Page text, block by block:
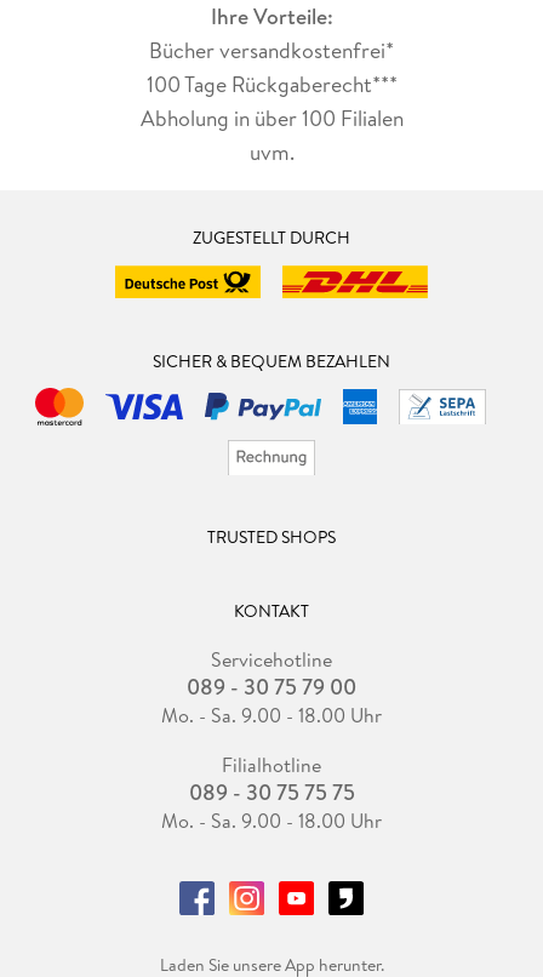
Ihre Vorteile:
Bücher versandkostenfrei*
100 Tage Rückgaberecht***
Abholung in über 100 Filialen
uvm.
ZUGESTELLT DURCH
SICHER & BEQUEM BEZAHLEN
TRUSTED SHOPS
KONTAKT
Servicehotline
089 - 30 75 79 00
Mo. - Sa. 9.00 - 18.00 Uhr
Filialhotline
089 - 30 75 75 75
Mo. - Sa. 9.00 - 18.00 Uhr
Laden Sie unsere App herunter.